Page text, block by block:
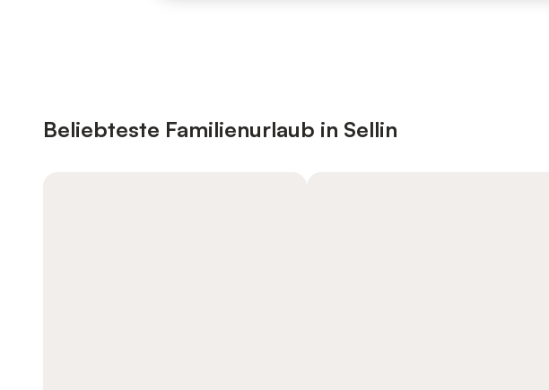
Beliebteste Familienurlaub in Sellin